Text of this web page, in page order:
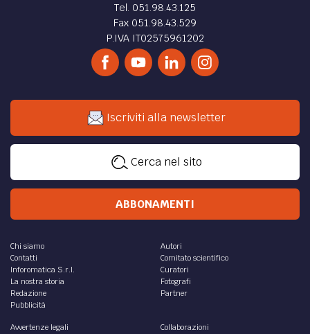
Tel. 051.98.43.125
Fax 051.98.43.529
P.IVA IT02575961202
Iscriviti alla newsletter
Cerca nel sito
ABBONAMENTI
Chi siamo
Contatti
Inforomatica S.r.l.
La nostra storia
Redazione
Pubblicità
Autori
Comitato scientifico
Curatori
Fotografi
Partner
Avvertenze legali
Collaborazioni